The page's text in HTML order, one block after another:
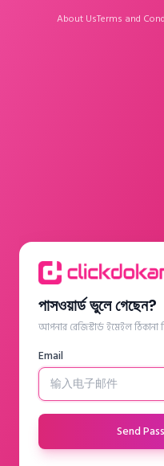
About UsTerms and
পাসওয়ার্ড ভুলে গেছেন?
আপনার রেজিস্টার্ড ইমেইল ঠিকানা
Email
Send